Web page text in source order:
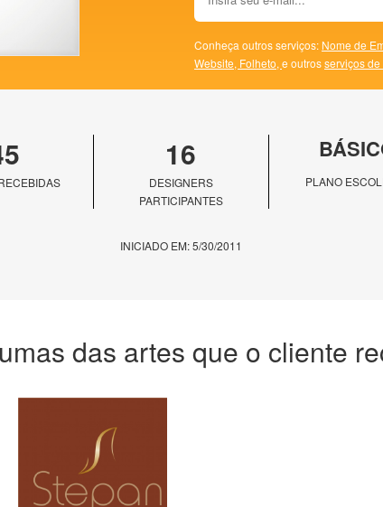
Conheça outros serviços: Nome de
Website, Folheto, e outrosserviços
16
DESIGNERS
PARTICIPANTES
PLANO
INICIADO EM: 5/30/2011
das artes que o cliente